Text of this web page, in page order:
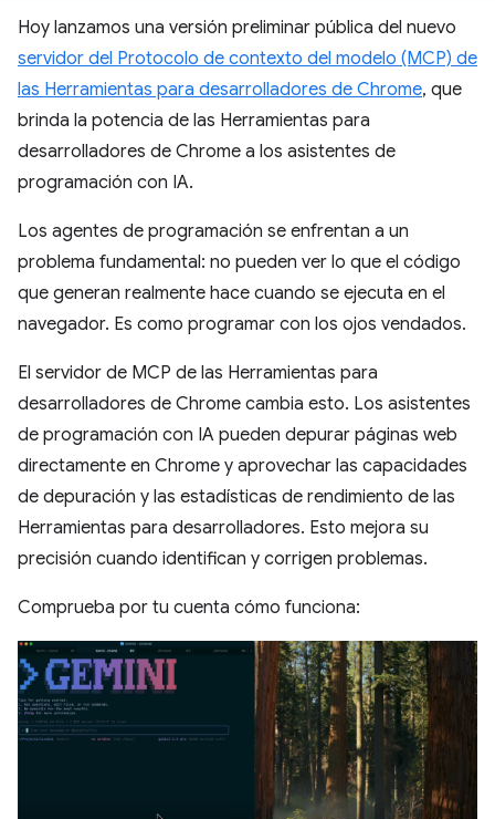
Hoy lanzamos una versión preliminar pública del nuevo
servidor del Protocolo de contexto del modelo (MCP) de
las Herramientas para desarrolladores de Chrome, que
brinda la potencia de las Herramientas para
desarrolladores de Chrome a los asistentes de
programación con IA.
Los agentes de programación se enfrentan a un
problema fundamental: no pueden ver lo que el código
que generan realmente hace cuando se ejecuta en el
navegador. Es como programar con los ojos vendados.
El servidor de MCP de las Herramientas para
desarrolladores de Chrome cambia esto. Los asistentes
de programación con IA pueden depurar páginas web
directamente en Chrome y aprovechar las capacidades
de depuración y las estadísticas de rendimiento de las
Herramientas para desarrolladores. Esto mejora su
precisión cuando identifican y corrigen problemas.
Comprueba por tu cuenta cómo funciona: